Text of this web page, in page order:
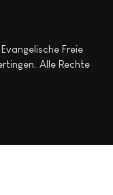
Freie
Alle Rechte